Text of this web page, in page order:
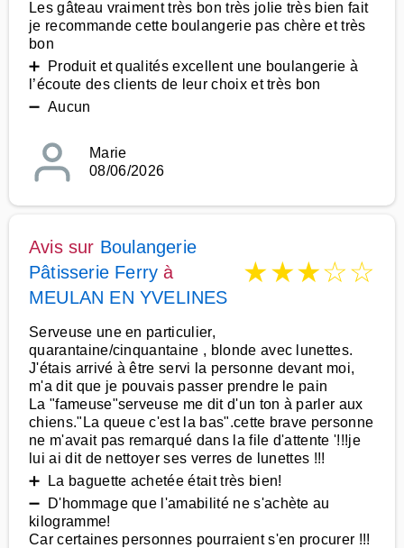
Les gâteau vraiment très bon très jolie très bien fait
je recommande cette boulangerie pas chère et très
bon
➕ Produit et qualités excellent une boulangerie à
l’écoute des clients de leur choix et très bon
➖ Aucun
Marie
08/06/2026
Avis sur Boulangerie
Pâtisserie Ferry à
MEULAN EN YVELINES
★★★☆☆
Serveuse une en particulier,
quarantaine/cinquantaine , blonde avec lunettes.
J'étais arrivé à être servi la personne devant moi,
m'a dit que je pouvais passer prendre le pain
La "fameuse"serveuse me dit d'un ton à parler aux
chiens."La queue c'est la bas".cette brave personne
ne m'avait pas remarqué dans la file d'attente '!!!je
lui ai dit de nettoyer ses verres de lunettes !!!
➕ La baguette achetée était très bien!
➖ D'hommage que l'amabilité ne s'achète au
kilogramme!
Car certaines personnes pourraient s'en procurer !!!